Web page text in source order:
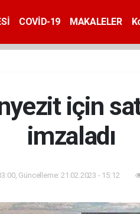
COVİD-19 MAKALELER
için
imzaladı
Güncelleme: 21.02.2023 - 15:12